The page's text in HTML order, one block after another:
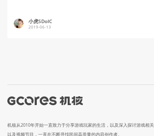
小虎SDoIC
2019-06-13
机核从2010年开始一直致力于分享游戏玩家的生活，以及深入探讨游戏相
以及视频节目，一直在不断寻找民间高质量的内容创作者。